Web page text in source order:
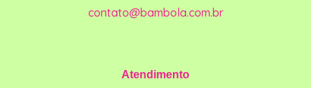
contato@bambola.com.br
Atendimento